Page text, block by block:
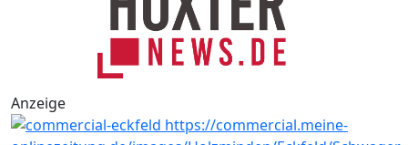
Anzeige